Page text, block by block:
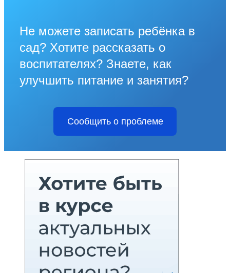
Не можете записать ребёнка в
сад? Хотите рассказать о
воспитателях? Знаете, как
улучшить питание и занятия?
Сообщить о проблеме